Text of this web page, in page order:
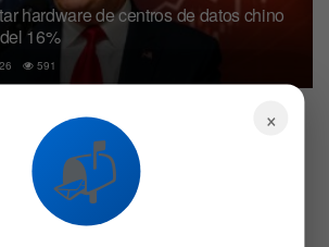
hardware de centros de datos chino
16%
591
despide al 12% de su plantilla para
el negocio y posicionarse para
AGOSTO DE 2026 533
Lummis pone una condición a Trump
×
📬